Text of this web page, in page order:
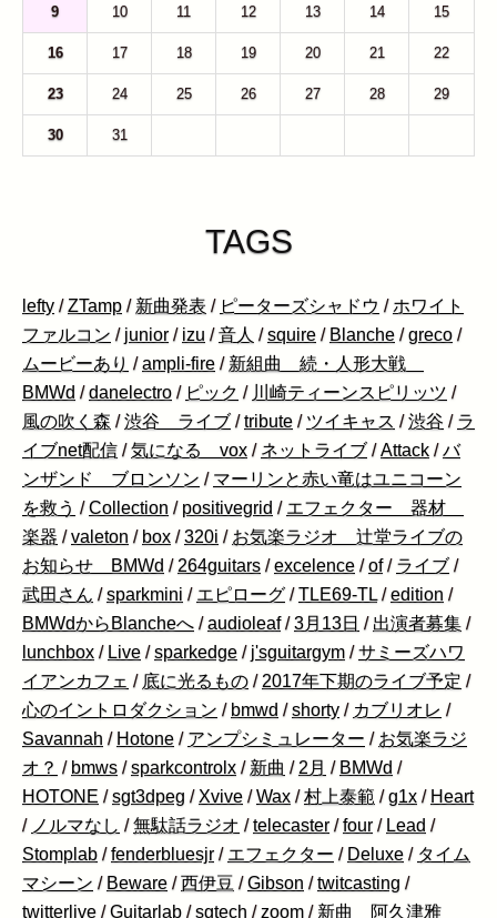
9 10 11 12 13 14 15
16 17 18 19 20 21 22
23 24 25 26 27 28 29
30 31
TAGS
lefty /ZTamp / 新曲発表 / ピーターズシャドウ / ホワイト
ファルコン / junior / izu /音人 /squire / Blanche /greco /
ムービーあり /ampli-fire / 新組曲 続・人形大戦
BMWd /danelectro / ピック / 川崎ティーンスピリッツ /
風の吹く森 /渋谷 ライブ /tribute / ツイキャス /渋谷 / ラ
イブnet配信 /気になる vox / ネットライブ /Attack /バ
ンザンド ブロンソン / マーリンと赤い竜はユニコーン
を救う /Collection / positivegrid / エフェクター 器材
楽器 /valeton / box /320i / お気楽ラジオ 辻堂ライブの
お知らせ BMWd / 264guitars /excelence /of / ライブ /
武田さん /sparkmini / エピローグ /TLE69-TL /edition /
BMWdからBlancheへ /audioleaf /3月13日 / 出演者募集 /
lunchbox / Live /sparkedge / j'sguitargym /サミーズハワ
イアンカフェ / 底に光るもの / 2017年下期のライブ予定 /
心のイントロダクション / bmwd /shorty / カブリオレ /
Savannah / Hotone / アンプシミュレーター / お気楽ラジ
オ？ / bmws /sparkcontrolx / 新曲 / 2月 / BMWd /
HOTONE /sgt3dpeg / Xvive /Wax /村上泰範 /g1x / Heart
/ ノルマなし /無駄話ラジオ /telecaster /four / Lead /
Stomplab /fenderbluesjr / エフェクター / Deluxe / タイム
マシーン / Beware /西伊豆 /Gibson /twitcasting /
twitterlive /Guitarlab /sgtech /zoom / 新曲 阿久津雅